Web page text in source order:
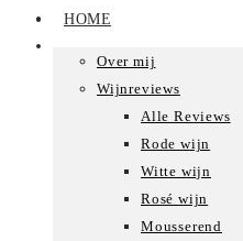
HOME
Over mij
Wijnreviews
Alle Reviews
Rode wijn
Witte wijn
Rosé wijn
Mousserend